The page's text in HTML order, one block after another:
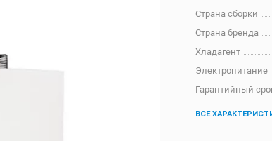
Страна сборки
Страна бренда
Хладагент
Электропитание
Гарантийный
ВСЕ